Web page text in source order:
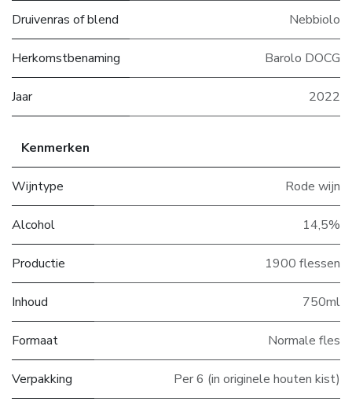
Druivenras of blend Nebbiolo
Herkomstbenaming Barolo DOCG
Jaar 2022
Kenmerken
Wijntype Rode wijn
Alcohol 14,5%
Productie 1900 flessen
Inhoud 750ml
Formaat Normale fles
Verpakking Per 6 (in originele houten kist)